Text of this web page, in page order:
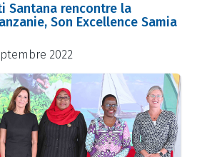
Santana rencontre la
Son Excellence Samia
2022